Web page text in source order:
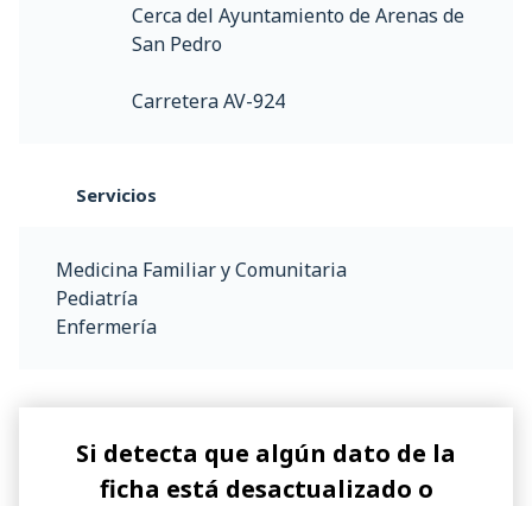
Cerca del Ayuntamiento de Arenas de
San Pedro
Carretera AV-924
Servicios
Medicina Familiar y Comunitaria
Pediatría
Enfermería
Si detecta que algún dato de la
ficha está desactualizado o